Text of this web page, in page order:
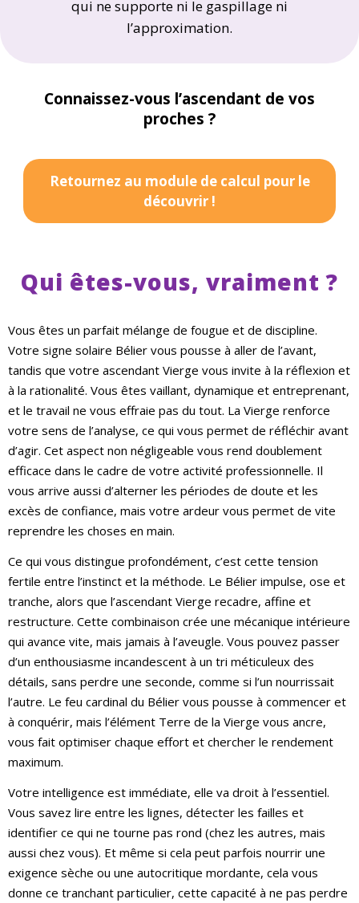
qui ne supporte ni le gaspillage ni
l’approximation.
Connaissez-vous l’ascendant de vos
proches ?
Retournez au module de calcul pour le
découvrir !
Qui êtes-vous, vraiment ?
Vous êtes un parfait mélange de fougue et de discipline.
Votre signe solaire Bélier vous pousse à aller de l’avant,
tandis que votre ascendant Vierge vous invite à la réflexion et
à la rationalité. Vous êtes vaillant, dynamique et entreprenant,
et le travail ne vous effraie pas du tout. La Vierge renforce
votre sens de l’analyse, ce qui vous permet de réfléchir avant
d’agir. Cet aspect non négligeable vous rend doublement
efficace dans le cadre de votre activité professionnelle. Il
vous arrive aussi d’alterner les périodes de doute et les
excès de confiance, mais votre ardeur vous permet de vite
reprendre les choses en main.
Ce qui vous distingue profondément, c’est cette tension
fertile entre l’instinct et la méthode. Le Bélier impulse, ose et
tranche, alors que l’ascendant Vierge recadre, affine et
restructure. Cette combinaison crée une mécanique intérieure
qui avance vite, mais jamais à l’aveugle. Vous pouvez passer
d’un enthousiasme incandescent à un tri méticuleux des
détails, sans perdre une seconde, comme si l’un nourrissait
l’autre. Le feu cardinal du Bélier vous pousse à commencer et
à conquérir, mais l’élément Terre de la Vierge vous ancre,
vous fait optimiser chaque effort et chercher le rendement
maximum.
Votre intelligence est immédiate, elle va droit à l’essentiel.
Vous savez lire entre les lignes, détecter les failles et
identifier ce qui ne tourne pas rond (chez les autres, mais
aussi chez vous). Et même si cela peut parfois nourrir une
exigence sèche ou une autocritique mordante, cela vous
donne ce tranchant particulier, cette capacité à ne pas perdre